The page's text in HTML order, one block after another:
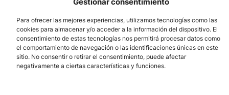
Para ofrecer las mejores experiencias, utilizamos tecnologías como las
cookies para almacenar y/o acceder a la información del dispositivo. El
consentimiento de estas tecnologías nos permitirá procesar datos como
el comportamiento de navegación o las identificaciones únicas en este
sitio. No consentir o retirar el consentimiento, puede afectar
negativamente a ciertas características y funciones.
Los Prados, 121 – 33203 Gijón
985 185 577 – info@laboralcentrodearte.org